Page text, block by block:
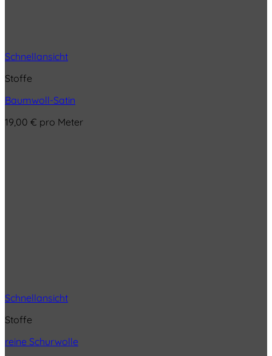
Schnellansicht
Stoffe
Baumwoll-Satin
19,00 € pro Meter
Schnellansicht
Stoffe
reine Schurwolle